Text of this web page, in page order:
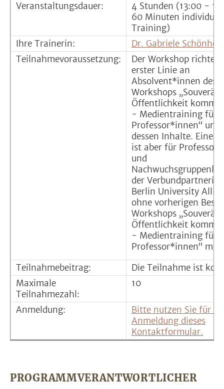
Veranstaltungsdauer:
4 Stunden (13:00 -
60 Minuten
Training)
Ihre Trainerin:
Dr. Gabriele Schönherr
Teilnahmevoraussetzung:
Der Workshop richtet
erster Linie an
Absolvent*innen des
Workshops
Öffentlichkeit
- Medientraining für
Professor*innen“
dessen Inhalte. Eine
ist aber für
und
der
Berlin University
ohne vorherigen
Workshops
Öffentlichkeit
- Medientraining für
Professor*innen“
Teilnahmebeitrag:
Die Teilnahme ist
Maximale
Teilnahmezahl:
10
Anmeldung:
Bitte nutzen Sie für
Anmeldung dieses
Kontaktformular.
PROGRAMMVERANTWORTLICHER